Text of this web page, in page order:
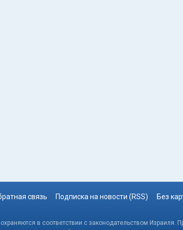
связь Подписка на новости (RSS) Без
в соответствии с законодательством Израиля.